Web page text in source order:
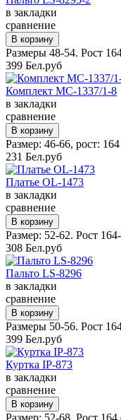
в закладки
сравнение
Размеры 48-54. Рост
399 Бел.руб
Комплект MC-1337/1-8
в закладки
сравнение
Размер: 46-66, рост:
231 Бел.руб
Платье OL-1473
в закладки
сравнение
Размер: 52-62. Рост
308 Бел.руб
Пальто LS-8296
в закладки
сравнение
Размеры 50-56. Рост
399 Бел.руб
Куртка IP-873
в закладки
сравнение